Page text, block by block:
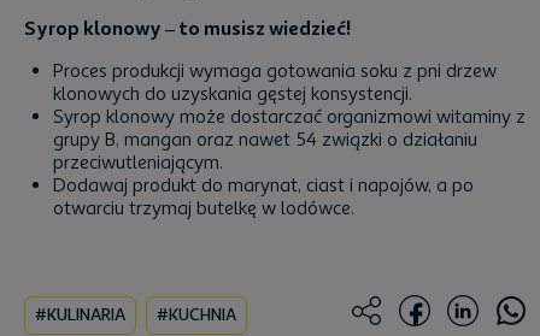
Syrop klonowy – to musisz wiedzieć!
Proces produkcji wymaga gotowania soku z pni drzew
klonowych do uzyskania gęstej konsystencji.
Syrop klonowy może dostarczać organizmowi witaminy z
grupy B, mangan oraz nawet 54 związki o działaniu
przeciwutleniającym.
Dodawaj produkt do marynat, ciast i napojów, a po
otwarciu trzymaj butelkę w lodówce.
#KULINARIA #KUCHNIA